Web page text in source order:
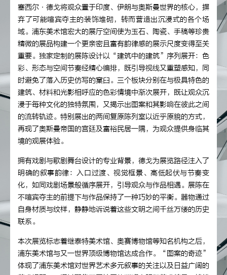
塞西尔·德戈将观众置于印度、伊朗与奥斯曼世界的核心，摒
弃了可能喧宾夺主的装饰堆砌，转而营造出沉浸式的各个场
域。浦东美术馆宏大的展厅空间使为玉石、陶瓷、手稿等珍贵
精微的展品构建一个更亲密且富有韵律感的展示尺度变得至关
重要。独家定制的展陈设计以“建筑中的建筑”序列展开：色
彩、形态与空间节奏经精心编排，既引导视线又重塑感知，同
时避免了落入历史仿写的窠臼。三个板块分别在与极具特色的
建筑、材料和光影相呼应的色彩情境中渐次展开，既让观众沉
浸于每种文化的独特氛围，又揭示出图案和其影响在彼此之间
的流转轨迹。特别展出的两间复原陈列室以近乎原貌的方式，
再现了奥斯曼帝国的宫廷及富裕民居一隅，为观众提供身临其
境的观展体验。
拥有戏剧与歌剧舞台设计的专业背景，德戈为展览路径注入了
明确的叙事韵律：入口过渡、视觉框景、高低起伏与节奏变
化，如同戏剧场景般循序展开，引导观众与作品相遇。展陈在
不喧宾夺主的前提下与作品保持了一种巧妙的平衡。器物通过
自身材质与纹样，静静地诉说着这些文明之间千丝万缕的历史
联系。
本次展览标志着继泰特美术馆、奥赛博物馆等知名机构之后，
浦东美术馆与又一世界顶级博物馆达成合作。“图案的奇迹”
体现了浦东美术馆对世界艺术多元叙事的关注以及日益广阔的